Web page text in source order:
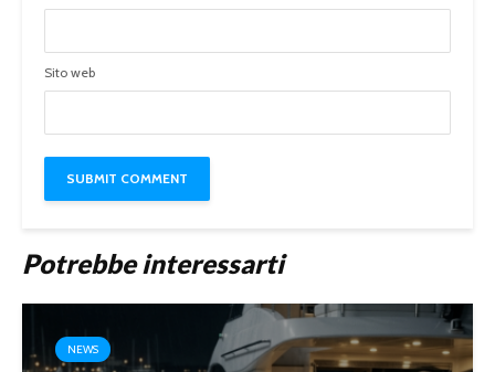
Sito web
Potrebbe interessarti
NEWS